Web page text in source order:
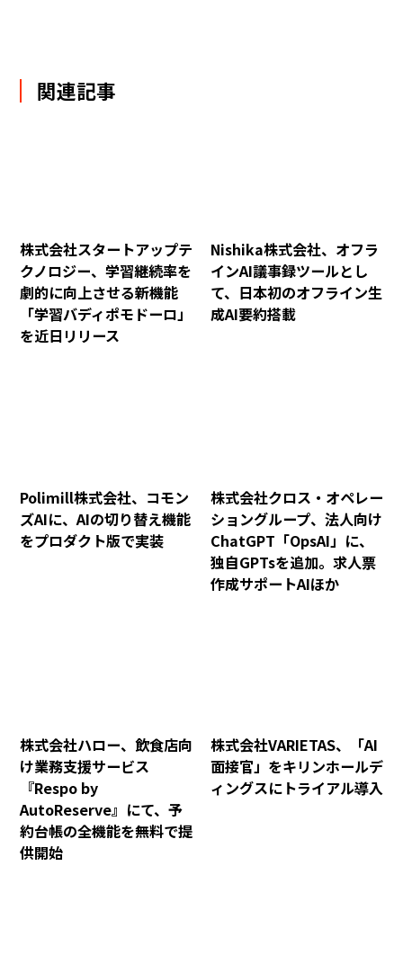
関連記事
株式会社スタートアップテ
クノロジー、学習継続率を
劇的に向上させる新機能
「学習バディポモドーロ」
を近日リリース
Nishika株式会社、オフラ
インAI議事録ツールとし
て、日本初のオフライン生
成AI要約搭載
Polimill株式会社、コモン
ズAIに、AIの切り替え機能
をプロダクト版で実装
株式会社クロス・オペレー
ショングループ、法人向け
ChatGPT「OpsAI」に、
独自GPTsを追加。求人票
作成サポートAIほか
株式会社ハロー、飲食店向
け業務支援サービス
『Respo by
AutoReserve』にて、予
約台帳の全機能を無料で提
供開始
株式会社VARIETAS、「AI
面接官」をキリンホールデ
ィングスにトライアル導入